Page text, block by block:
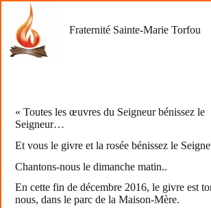
contenu
Fraternité Sainte-Marie Torfou
« Toutes les œuvres du Seigneur bénissez le
Seigneur…
Et vous le givre et la rosée bénissez le
Chantons-nous le dimanche matin..
En cette fin de décembre 2016, le givre est
nous, dans le parc de la Maison-Mère.